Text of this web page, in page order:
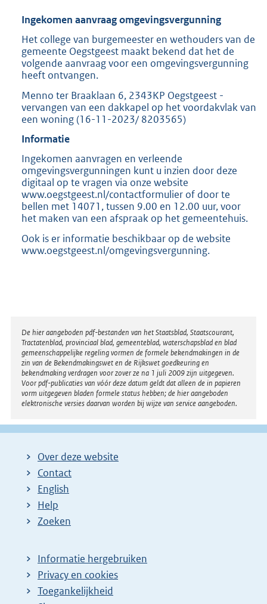
9
K
b
Ingekomen aanvraag omgevingsvergunning
Het college van burgemeester en wethouders van de
gemeente Oegstgeest maakt bekend dat het de
volgende aanvraag voor een omgevingsvergunning
heeft ontvangen.
Menno ter Braaklaan 6, 2343KP Oegstgeest -
vervangen van een dakkapel op het voordakvlak van
een woning (16-11-2023/ 8203565)
Informatie
Ingekomen aanvragen en verleende
omgevingsvergunningen kunt u inzien door deze
digitaal op te vragen via onze website
www.oegstgeest.nl/contactformulier of door te
bellen met 14071, tussen 9.00 en 12.00 uur, voor
het maken van een afspraak op het gemeentehuis.
Ook is er informatie beschikbaar op de website
www.oegstgeest.nl/omgevingsvergunning.
Disclaimer
De hier aangeboden pdf-bestanden van het Staatsblad, Staatscourant,
Tractatenblad, provinciaal blad, gemeenteblad, waterschapsblad en blad
gemeenschappelijke regeling vormen de formele bekendmakingen in de
zin van de Bekendmakingswet en de Rijkswet goedkeuring en
bekendmaking verdragen voor zover ze na 1 juli 2009 zijn uitgegeven.
Voor pdf-publicaties van vóór deze datum geldt dat alleen de in papieren
vorm uitgegeven bladen formele status hebben; de hier aangeboden
elektronische versies daarvan worden bij wijze van service aangeboden.
Over deze website
Contact
English
Help
Zoeken
Informatie hergebruiken
Privacy en cookies
Toegankelijkheid